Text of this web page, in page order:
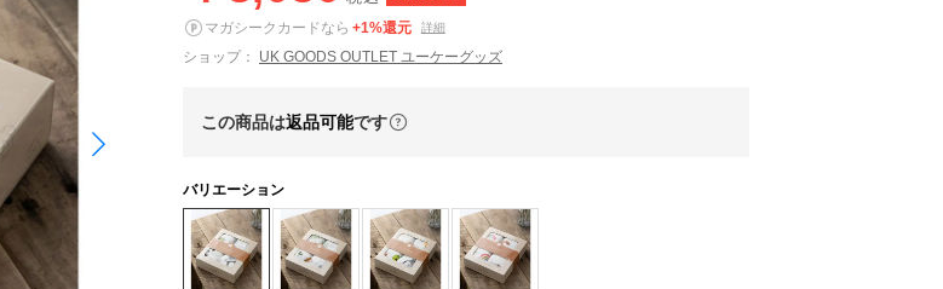
マガシークカードなら +1%還元 詳細
ショップ： UK GOODS OUTLET ユーケーグッズ
この商品は返品可能です
バリエーション